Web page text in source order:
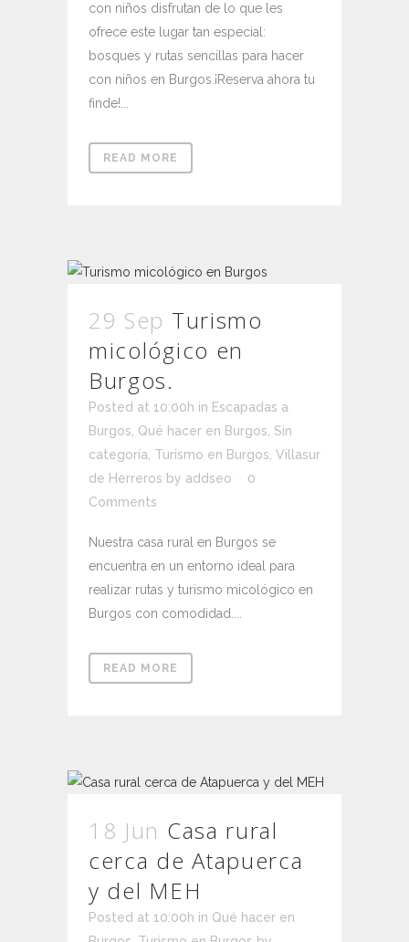
con niños disfrutan de lo que les
ofrece este lugar tan especial:
bosques y rutas sencillas para hacer
con niños en Burgos.¡Reserva ahora tu
finde!...
READ MORE
29 Sep Turismo
micológico en
Burgos.
Posted at 10:00h in Escapadas a
Burgos Qué hacer en Burgos Sin
categoría Turismo en Burgos Villasur
de Herreros by addseo
0
Comments
Nuestra casa rural en Burgos se
encuentra en un entorno ideal para
realizar rutas y turismo micológico en
Burgos con comodidad....
READ MORE
18 Jun Casa rural
cerca de Atapuerca
y del MEH
Posted at 10:00h in Qué hacer en